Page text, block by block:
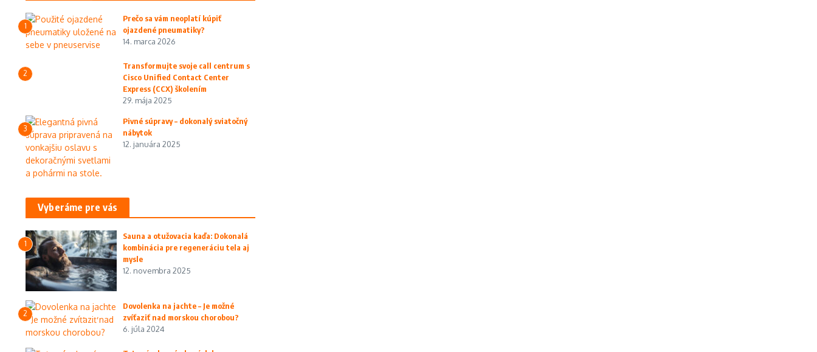
1
Prečo sa vám neoplatí kúpiť
ojazdené pneumatiky?
14. marca 2026
2
Transformujte svoje call centrum s
Cisco Unified Contact Center
Express (CCX) školením
29. mája 2025
3
Pivné súpravy – dokonalý sviatočný
nábytok
12. januára 2025
Vyberáme pre vás
1
Sauna a otužovacia kaďa: Dokonalá
kombinácia pre regeneráciu tela aj
mysle
12. novembra 2025
2
Dovolenka na jachte – Je možné
zvíťaziť nad morskou chorobou?
6. júla 2024